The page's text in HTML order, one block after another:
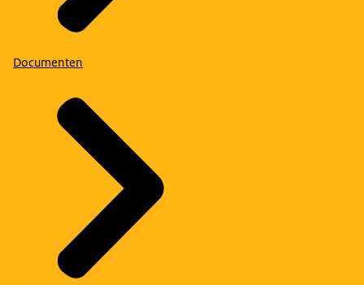
Documenten